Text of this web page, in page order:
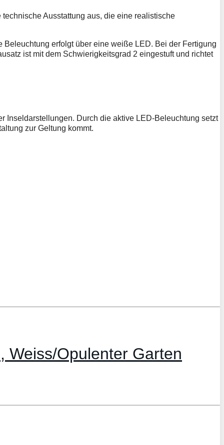
Ausstattung aus, die eine realistische
erfolgt über eine weiße LED. Bei der Fertigung
ist mit dem Schwierigkeitsgrad 2 eingestuft und richtet
Inseldarstellungen. Durch die aktive LED-Beleuchtung setzt
zur Geltung kommt.
Weiss/Opulenter Garten